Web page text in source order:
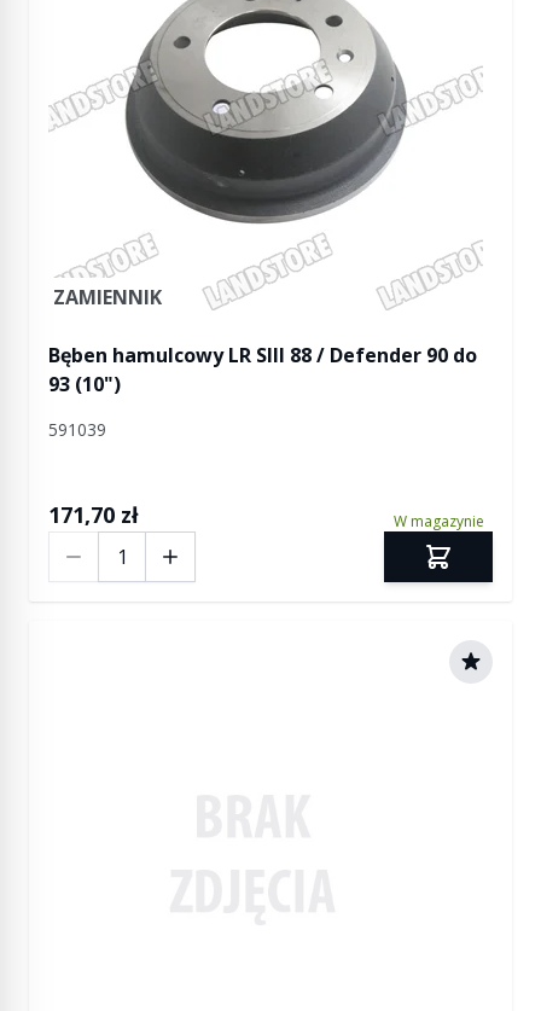
ZAMIENNIK
Bęben hamulcowy LR SIII 88 / Defender 90 do
93 (10")
591039
171,70 zł W magazynie